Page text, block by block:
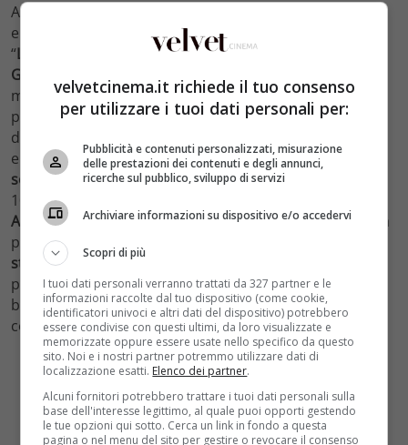
Al quarto piazzamento “
euro e 160mila presenze. Alla quinta posizione scende
“La Migliore Offerta ” diGiuseppe Tornatore
Geoffrey Rush
miglior incasso italiano del 2013 al momento. In sesta
piazza “Pazze di me” che non riesce a superare il muro
del milione di euro all’esordio, fermandosi a 915mila
euro e 140mila presenze. Al settimo posto “Quello che
so sull’amore” diGabriele Muccino, con 640mila euro e
100mila presenze. All’ottava posizione crolla “
Atlas” dei fratelli Wachowski, con 530mila euro e 86mila
presenze. Penultimo piazzamento della top10 per “
stati uniti
” diCarlo Vanzina
presenze, mentre solo ultimo, immeritatamente, il
bell’esordio alla regia diDustin Hoffmann, “Quartet
con 309mila euro e 49mila presenze.
velvetcinema.it richiede il tuo consenso
per utilizzare i tuoi dati personali per:
Pubblicità e contenuti personalizzati, misurazione
delle prestazioni dei contenuti e degli annunci,
ricerche sul pubblico, sviluppo di servizi
Archiviare informazioni su dispositivo e/o accedervi
Scopri di più
I tuoi dati personali verranno trattati da 327 partner e le
informazioni raccolte dal tuo dispositivo (come cookie,
identificatori univoci e altri dati del dispositivo) potrebbero
essere condivise con questi ultimi, da loro visualizzate e
memorizzate oppure essere usate nello specifico da questo
sito. Noi e i nostri partner potremmo utilizzare dati di
localizzazione esatti. Elenco dei partner.
Alcuni fornitori potrebbero trattare i tuoi dati personali sulla
base dell'interesse legittimo, al quale puoi opporti gestendo
le tue opzioni qui sotto. Cerca un link in fondo a questa
pagina o nel menu del sito per gestire o revocare il consenso